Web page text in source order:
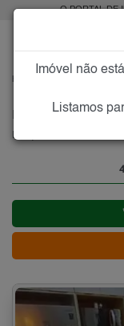
O PORTAL DE
Imóveis à Venda no
Parque João Ramalho -
Imóvel não
Listamos